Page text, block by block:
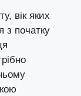
вік яких
з початку